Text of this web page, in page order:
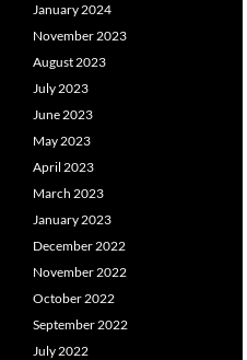
January 2024
November 2023
August 2023
July 2023
June 2023
May 2023
April 2023
March 2023
January 2023
December 2022
November 2022
October 2022
September 2022
July 2022